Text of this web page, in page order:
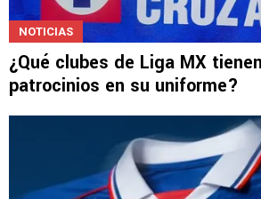
NOTICIAS
¿Qué clubes de Liga MX
patrocinios en su uniforme?